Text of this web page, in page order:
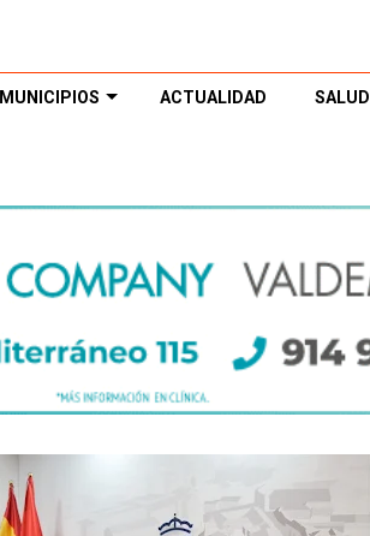
MUNICIPIOS ACTUALIDAD SALUD